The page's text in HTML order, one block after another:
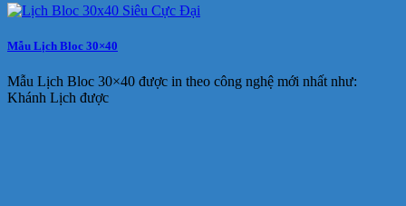
Mẫu Lịch Bloc 30×40
Mẫu Lịch Bloc 30×40 được in theo công nghệ mới nhất như:
Khánh Lịch được